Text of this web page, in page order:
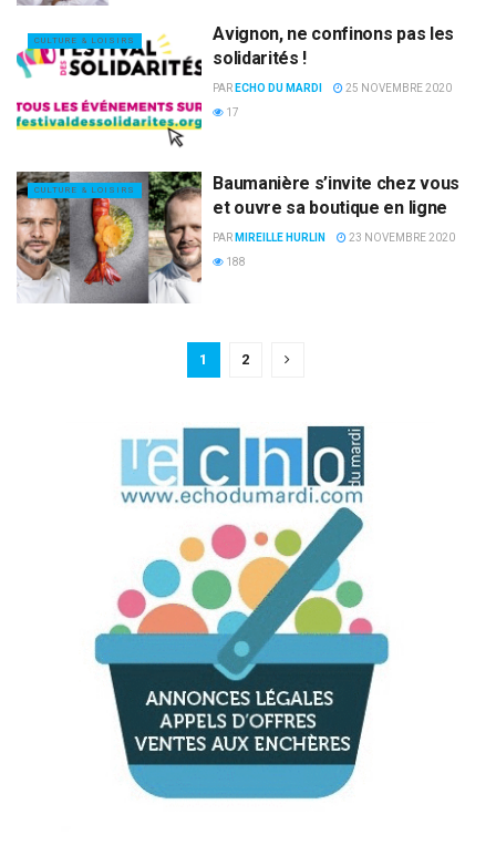
CULTURE & LOISIRS
Avignon, ne confinons pas les
solidarités !
PAR ECHO DU MARDI
25 NOVEMBRE 2020
17
CULTURE & LOISIRS
Baumanière s’invite chez vous
et ouvre sa boutique en ligne
PAR MIREILLE HURLIN
23 NOVEMBRE 2020
188
1 2